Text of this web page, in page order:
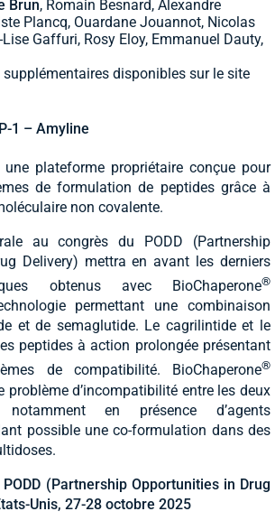
Brun, Romain Besnard, Alexandre
Plancq, Ouardane Jouannot, Nicolas
Lise Gaffuri, Rosy Eloy, Emmanuel Dauty,
supplémentaires disponibles sur le site
1 – Amyline
une plateforme propriétaire conçue pour
de formulation de peptides grâce à
non covalente.
au congrès du PODD (Partnership
Delivery) mettra en avant les derniers
obtenus avec BioChaperone®
permettant une combinaison
et de semaglutide. Le cagrilintide et le
peptides à action prolongée présentant
de compatibilité. BioChaperone®
problème d’incompatibilité entre les deux
en présence d’agents
possible une co-formulation dans des
(Partnership Opportunities in Drug
Unis, 27-28 octobre 2025